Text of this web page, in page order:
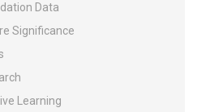
Data
Significance
Learning